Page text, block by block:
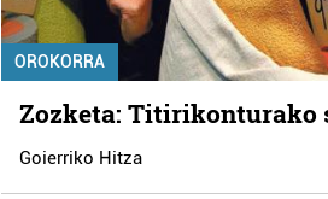
OROKORRA
Zozketa: Titirikonturako
Goierriko Hitza